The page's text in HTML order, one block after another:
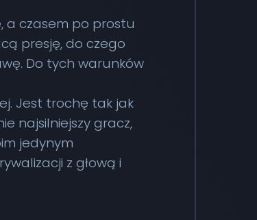
a czasem po prostu
presję, do czego
Do tych warunków
Jest trochę tak jak
najsilniejszy gracz,
jedynym
z głową i